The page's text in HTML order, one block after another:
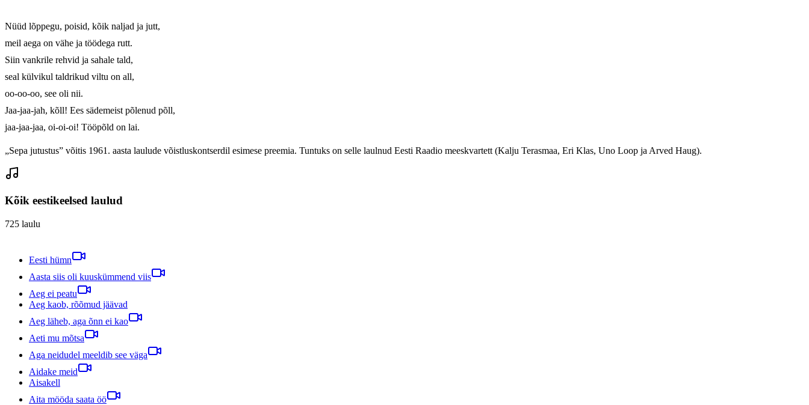
Nüüd lõppegu, poisid, kõik naljad ja jutt,
meil aega on vähe ja töödega rutt.
Siin vankrile rehvid ja sahale tald,
seal külvikul taldrikud viltu on all,
oo-oo-oo, see oli nii.
Jaa-jaa-jah, kõll! Ees sädemeist põlenud põll,
jaa-jaa-jaa, oi-oi-oi! Tööpõld on lai.
„Sepa jutustus” võitis 1961. aasta laulude võistluskontserdil esimese preemia. Tuntuks on selle laulnud Eesti Raadio meeskvartett (Kalju Terasmaa, Eri Klas, Uno Loop ja Arved Haug).
Kõik eestikeelsed laulud
725 laulu
Eesti hümn
Aasta siis oli kuuskümmend viis
Aeg ei peatu
Aeg kaob, rõõmud jäävad
Aeg läheb, aga õnn ei kao
Aeti mu mõtsa
Aga neidudel meeldib see väga
Aidake meid
Aisakell
Aita mööda saata öö